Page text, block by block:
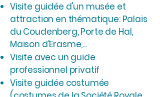
Visite guidée d'un musée et
attraction en thématique: Palais
du Coudenberg, Porte de Hal,
Maison d'Erasme,...
Visite avec un guide
professionnel privatif
Visite guidée costumée